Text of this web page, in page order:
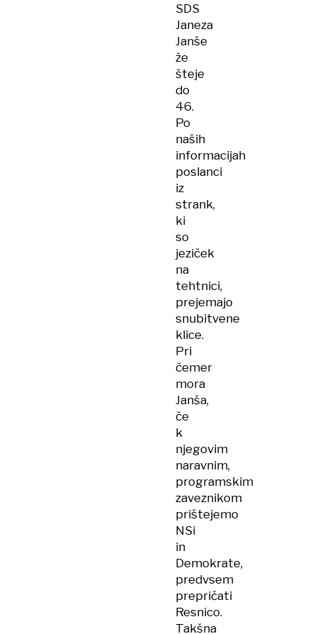
SDS
Janeza
Janše
že
šteje
do
46.
Po
naših
informacijah
poslanci
iz
strank,
ki
so
jeziček
na
tehtnici,
prejemajo
snubitvene
klice.
Pri
čemer
mora
Janša,
če
k
njegovim
naravnim,
programskim
zaveznikom
prištejemo
NSi
in
Demokrate,
predvsem
prepričati
Resnico.
Takšna